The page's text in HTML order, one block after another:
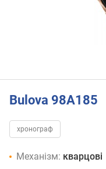
Bulova 98A185
хронограф
Механізм: кварцові